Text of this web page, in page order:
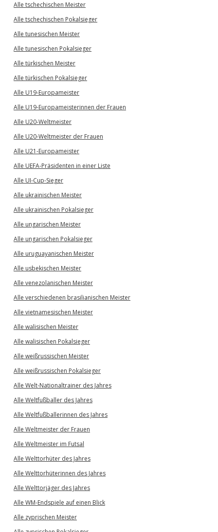
Alle tschechischen Meister
Alle tschechischen Pokalsieger
Alle tunesischen Meister
Alle tunesischen Pokalsieger
Alle türkischen Meister
Alle türkischen Pokalsieger
Alle U19-Europameister
Alle U19-Europameisterinnen der Frauen
Alle U20-Weltmeister
Alle U20-Weltmeister der Frauen
Alle U21-Europameister
Alle UEFA-Präsidenten in einer Liste
Alle UI-Cup-Sieger
Alle ukrainischen Meister
Alle ukrainischen Pokalsieger
Alle ungarischen Meister
Alle ungarischen Pokalsieger
Alle uruguayanischen Meister
Alle usbekischen Meister
Alle venezolanischen Meister
Alle verschiedenen brasilianischen Meister
Alle vietnamesischen Meister
Alle walisischen Meister
Alle walisischen Pokalsieger
Alle weißrussischen Meister
Alle weißrussischen Pokalsieger
Alle Welt-Nationaltrainer des Jahres
Alle Weltfußballer des Jahres
Alle Weltfußballerinnen des Jahres
Alle Weltmeister der Frauen
Alle Weltmeister im Futsal
Alle Welttorhüter des Jahres
Alle Welttorhüterinnen des Jahres
Alle Welttorjäger des Jahres
Alle WM-Endspiele auf einen Blick
Alle zyprischen Meister